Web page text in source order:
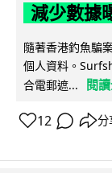
減少數據
隨著香港釣魚騙
個人資料。
合電郵遮...
閱
12 分